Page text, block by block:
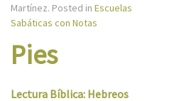
Martínez. Posted in Escuelas
Sabáticas con Notas
Pies
Lectura Bíblica: Hebreos